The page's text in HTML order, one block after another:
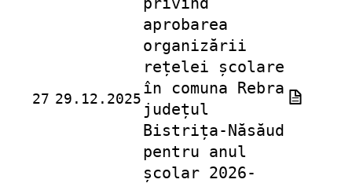
27 29.12.2025
aprobarea
organizării
rețelei școlare
în comuna Rebra
județul
Bistrița-Năsăud
pentru anul
școlar 2026-